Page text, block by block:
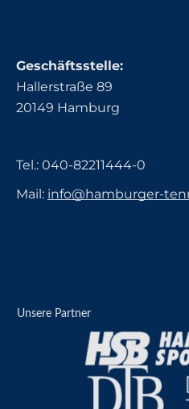
Geschäftsstelle:
Hallerstraße 89
20149 Hamburg
Tel.: 040-82211444-0
Mail: info@hamburger-
Unsere Partner